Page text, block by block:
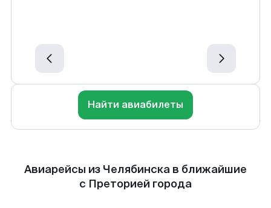
Найти авиабилеты
Авиарейсы из Челябинска в ближайшие
с Преторией города